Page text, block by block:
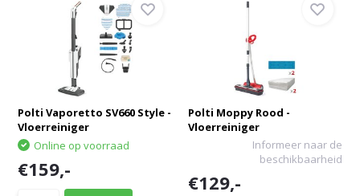
Polti Vaporetto SV660 Style -
Vloerreiniger
Online op voorraad
€159,-
Polti Moppy Rood -
Vloerreiniger
Informeer naar de
beschikbaarheid
€129,-